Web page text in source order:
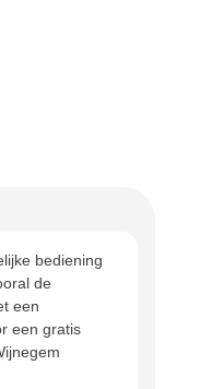
bediening
de
een
een gratis